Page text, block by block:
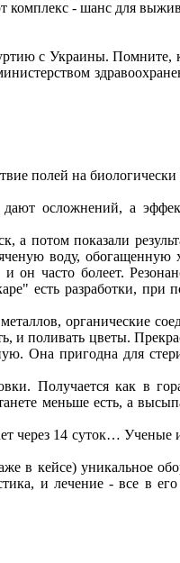
- шанс для
с Украины. Помните,
полей на
осложнений, а
потом показали
воду, обогащенную
часто болеет.
есть разработки, при
органические
поливать цветы.
Она пригодна для
Получается как в
меньше есть, а
через 14 суток…
в кейсе) уникальное
и лечение - все в